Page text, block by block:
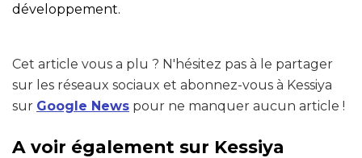
développement.
Cet article vous a plu ? N'hésitez pas à le partager
sur les réseaux sociaux et abonnez-vous à Kessiya
sur Google News pour ne manquer aucun article !
A voir également sur Kessiya